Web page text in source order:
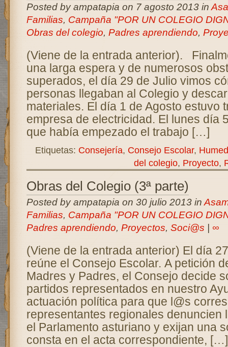
Posted by ampatapia on 7 agosto 2013 in
Familias, Campaña "POR UN COLEGIO
Obras del colegio, Padres aprendiendo,
(Viene de la entrada anterior).
una larga espera y de numerosos
superados, el día 29 de Julio vimos
personas llegaban al Colegio y
materiales. El día 1 de Agosto estuvo
empresa de electricidad. El lunes día
que había empezado el trabajo […]
Etiquetas: Consejería, Consejo Escolar,
del colegio, Proyecto,
Obras del Colegio (3ª parte)
Posted by ampatapia on 30 julio 2013 in
Familias, Campaña "POR UN COLEGIO
Padres aprendiendo, Proyectos, Soci@s ∞
(Viene de la entrada anterior) El día
reúne el Consejo Escolar. A petición
Madres y Padres, el Consejo decide
partidos representados en nuestro
actuación política para que l@s
representantes regionales denuncien
el Parlamento asturiano y exijan una
consta en el acta correspondiente, […]